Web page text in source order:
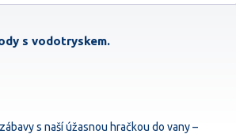
s vodotryskem.
s naší úžasnou hračkou do vany –